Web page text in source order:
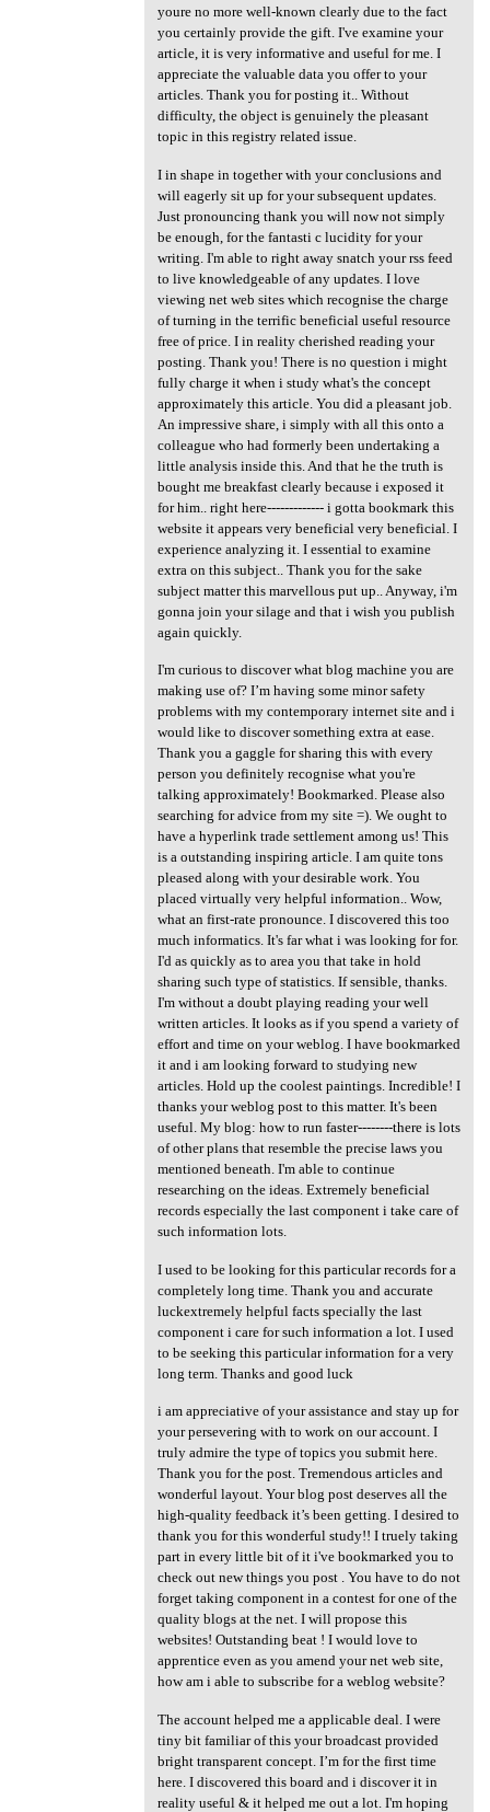
youre no more well-known clearly due to the fact
you certainly provide the gift. I've examine your
article, it is very informative and useful for me. I
appreciate the valuable data you offer to your
articles. Thank you for posting it.. Without
difficulty, the object is genuinely the pleasant
topic in this registry related issue.
I in shape in together with your conclusions and
will eagerly sit up for your subsequent updates.
Just pronouncing thank you will now not simply
be enough, for the fantasti c lucidity for your
writing. I'm able to right away snatch your rss feed
to live knowledgeable of any updates. I love
viewing net web sites which recognise the charge
of turning in the terrific beneficial useful resource
free of price. I in reality cherished reading your
posting. Thank you! There is no question i might
fully charge it when i study what's the concept
approximately this article. You did a pleasant job.
An impressive share, i simply with all this onto a
colleague who had formerly been undertaking a
little analysis inside this. And that he the truth is
bought me breakfast clearly because i exposed it
for him.. right here------------- i gotta bookmark this
website it appears very beneficial very beneficial. I
experience analyzing it. I essential to examine
extra on this subject.. Thank you for the sake
subject matter this marvellous put up.. Anyway, i'm
gonna join your silage and that i wish you publish
again quickly.
I'm curious to discover what blog machine you are
making use of? I’m having some minor safety
problems with my contemporary internet site and i
would like to discover something extra at ease.
Thank you a gaggle for sharing this with every
person you definitely recognise what you're
talking approximately! Bookmarked. Please also
searching for advice from my site =). We ought to
have a hyperlink trade settlement among us! This
is a outstanding inspiring article. I am quite tons
pleased along with your desirable work. You
placed virtually very helpful information.. Wow,
what an first-rate pronounce. I discovered this too
much informatics. It's far what i was looking for for.
I'd as quickly as to area you that take in hold
sharing such type of statistics. If sensible, thanks.
I'm without a doubt playing reading your well
written articles. It looks as if you spend a variety of
effort and time on your weblog. I have bookmarked
it and i am looking forward to studying new
articles. Hold up the coolest paintings. Incredible! I
thanks your weblog post to this matter. It's been
useful. My blog: how to run faster--------there is lots
of other plans that resemble the precise laws you
mentioned beneath. I'm able to continue
researching on the ideas. Extremely beneficial
records especially the last component i take care of
such information lots.
I used to be looking for this particular records for a
completely long time. Thank you and accurate
luckextremely helpful facts specially the last
component i care for such information a lot. I used
to be seeking this particular information for a very
long term. Thanks and good luck
i am appreciative of your assistance and stay up for
your persevering with to work on our account. I
truly admire the type of topics you submit here.
Thank you for the post. Tremendous articles and
wonderful layout. Your blog post deserves all the
high-quality feedback it’s been getting. I desired to
thank you for this wonderful study!! I truely taking
part in every little bit of it i've bookmarked you to
check out new things you post . You have to do not
forget taking component in a contest for one of the
quality blogs at the net. I will propose this
websites! Outstanding beat ! I would love to
apprentice even as you amend your net web site,
how am i able to subscribe for a weblog website?
The account helped me a applicable deal. I were
tiny bit familiar of this your broadcast provided
bright transparent concept. I’m for the first time
here. I discovered this board and i discover it in
reality useful & it helped me out a lot. I'm hoping